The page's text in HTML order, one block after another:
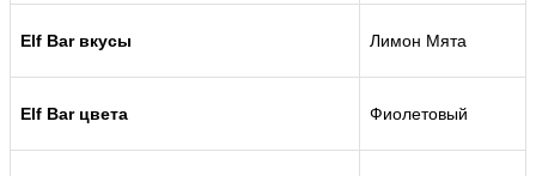
Elf Bar вкусы Лимон Мята
Elf Bar цвета Фиолетовый